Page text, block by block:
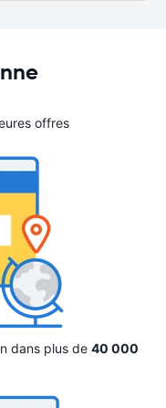
offres
dans plus de 40 000